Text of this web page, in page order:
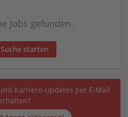
Jobs gefunden.
starten
Karriere-Updates per E-Mail